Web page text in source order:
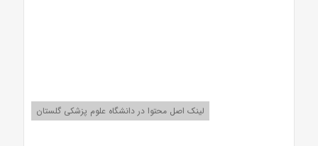
لینک اصل محتوا در دانشگاه علوم پزشکی گلستان